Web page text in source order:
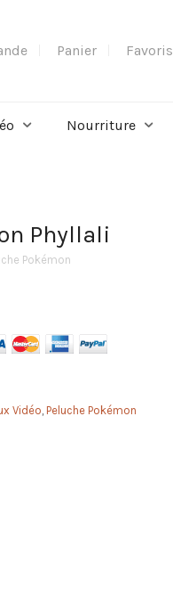
Panier Favoris
Nourriture
Phyllali
Pokémon
Vidéo Peluche Pokémon